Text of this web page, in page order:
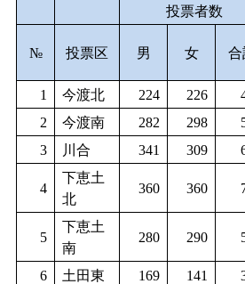
投票者数
№ 投票区 男 女 合
1 今渡北 224 226
2
今渡南 282 298
3
川合 341 309
4
下恵土
北
360 360
5
下恵土
南
280 290
6 土田東 169 141